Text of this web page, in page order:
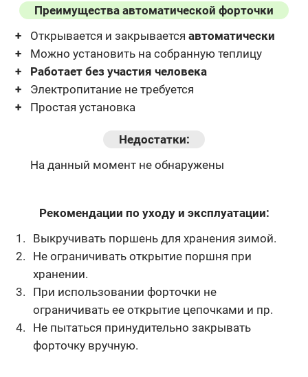
Преимущества автоматической форточки
Открывается и закрывается автоматически
Можно установить на собранную теплицу
Работает без участия человека
Электропитание не требуется
Простая установка
Недостатки:
На данный момент не обнаружены
Рекомендации по уходу и эксплуатации:
Выкручивать поршень для хранения зимой.
Не ограничивать открытие поршня при
хранении.
При использовании форточки не
ограничивать ее открытие цепочками и пр.
Не пытаться принудительно закрывать
форточку вручную.